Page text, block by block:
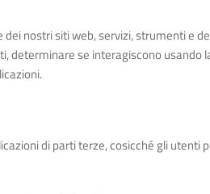
nostri siti web, servizi, strumenti e
determinare se interagiscono
di parti terze, cosicché gli